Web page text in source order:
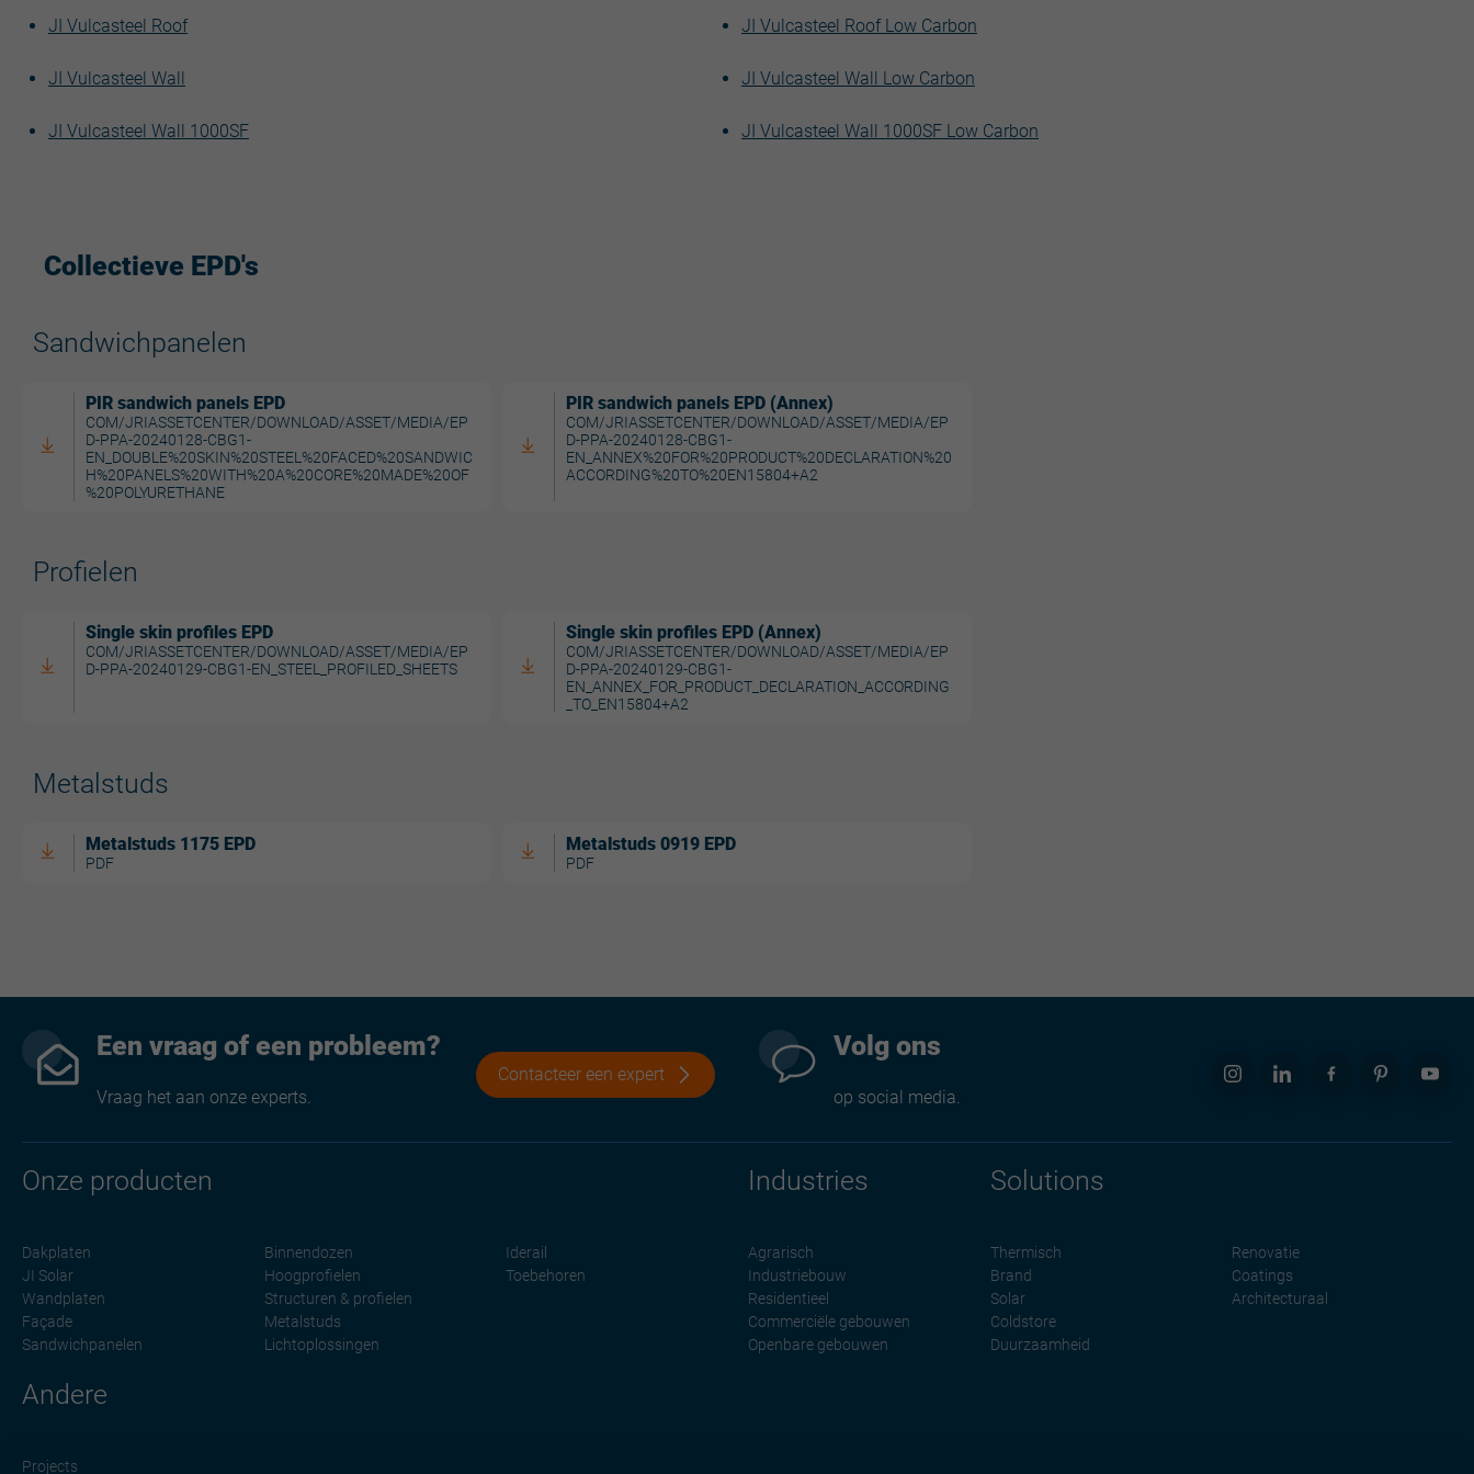
JI Vulcasteel Roof
JI Vulcasteel Wall
JI Vulcasteel Wall 1000SF
JI Vulcasteel Roof Low Carbon
JI Vulcasteel Wall Low Carbon
JI Vulcasteel Wall 1000SF Low Carbon
Collectieve EPD's
Sandwichpanelen
PIR sandwich panels EPD
COM/JRIASSETCENTER/DOWNLOAD/ASSET/MEDIA/EP
D-PPA-20240128-CBG1-
EN_DOUBLE%20SKIN%20STEEL%20FACED%20SANDWIC
H%20PANELS%20WITH%20A%20CORE%20MADE%20OF
%20POLYURETHANE
PIR sandwich panels EPD (Annex)
COM/JRIASSETCENTER/DOWNLOAD/ASSET/MEDIA/EP
D-PPA-20240128-CBG1-
EN_ANNEX%20FOR%20PRODUCT%20DECLARATION%20
ACCORDING%20TO%20EN15804+A2
Profielen
Single skin profiles EPD
COM/JRIASSETCENTER/DOWNLOAD/ASSET/MEDIA/EP
D-PPA-20240129-CBG1-EN_STEEL_PROFILED_SHEETS
Single skin profiles EPD (Annex)
COM/JRIASSETCENTER/DOWNLOAD/ASSET/MEDIA/EP
D-PPA-20240129-CBG1-
EN_ANNEX_FOR_PRODUCT_DECLARATION_ACCORDING
_TO_EN15804+A2
Metalstuds
Metalstuds 1175 EPD
PDF
Metalstuds 0919 EPD
PDF
Een vraag of een probleem?
Vraag het aan onze experts.
Contacteer een expert
Volg ons
op social media.
Onze producten
Dakplaten
JI Solar
Wandplaten
Façade
Sandwichpanelen
Binnendozen
Hoogprofielen
Structuren & profielen
Metalstuds
Lichtoplossingen
Iderail
Toebehoren
Industries
Agrarisch
Industriebouw
Residentieel
Commerciële gebouwen
Openbare gebouwen
Solutions
Thermisch
Brand
Solar
Coldstore
Duurzaamheid
Renovatie
Coatings
Architecturaal
Andere
Projects